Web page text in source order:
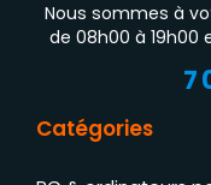
Nous sommes à
de 08h00 à 19h00
Catégories